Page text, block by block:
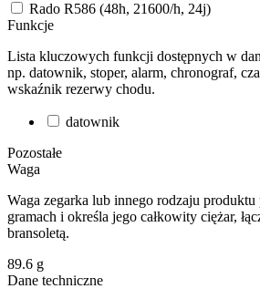
Rado R586 (48h, 21600/h, 24j)
Funkcje
Lista kluczowych funkcji dostępnych w
np. datownik, stoper, alarm, chronograf,
wskaźnik rezerwy chodu.
datownik
Pozostałe
Waga
Waga zegarka lub innego rodzaju produktu
gramach i określa jego całkowity ciężar,
bransoletą.
89.6 g
Dane techniczne